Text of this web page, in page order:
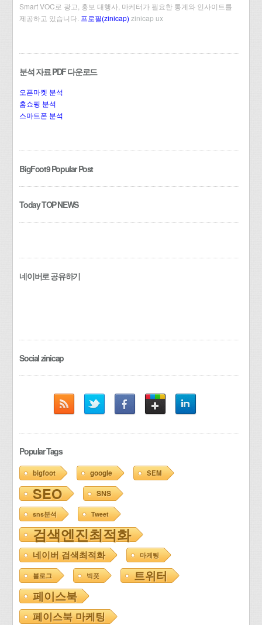
Smart VOC로 광고, 홍보 대행사, 마케터가 필요한 통계와 인사이트를
제공하고 있습니다. 프로필(zinicap) zinicap ux
분석 자료 PDF 다운로드
오픈마켓 분석
홈쇼핑 분석
스마트폰 분석
BigFoot9 Popular Post
Today TOP NEWS
네이버로 공유하기
Social zinicap
Popular Tags
bigfoot google SEM
SEO SNS
sns분석 Tweet
검색엔진최적화
네이버 검색최적화 마케팅
블로그 빅풋
트위터
페이스북
페이스북 마케팅